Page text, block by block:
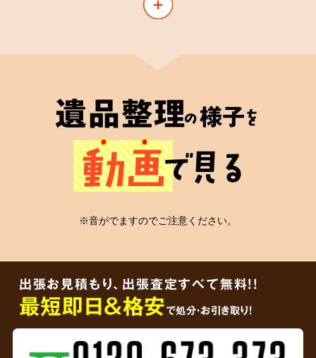
2 遺品整理士 が在籍
安心の証
理をご依頼者様に届けることをお約束します。
遺品整理の様子を
動画で見る
※音がでますのでご注意ください。
出張お見積もり、出張査定すべて無料!!
最短即日＆格安で処分・お引き取り！